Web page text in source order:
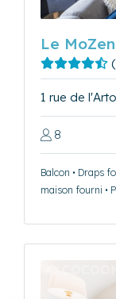
Le MoZen
1 rue de
8
Balcon • Draps
maison fourni •